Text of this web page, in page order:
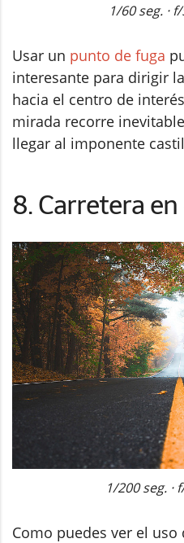
1/60 seg. ·
Usar un punto de fuga
interesante para dirigir
hacia el centro de
mirada recorre
llegar al imponente
8. Carretera
1/200 seg. ·
Como puedes ver el